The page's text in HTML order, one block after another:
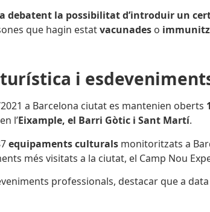
debatent la possibilitat d’introduir un
que hagin estatvacunades o
i
a Barcelona ciutat es mantenien oberts
l’Eixample, el Barri Gòtic i Sant Martí.
equipaments culturals monitoritzats a
més visitats a la ciutat, el Camp Nou
professionals, destacar que a data